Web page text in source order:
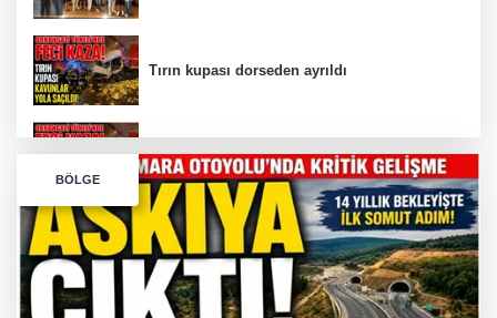
Tırın kupası dorseden ayrıldı
Bursa’da Orhangazi Tüneli’nde feci kaza:
İHRACAT REKORU VAR, PEKİ EMEĞİN
KARŞILIĞI NEREDE?
BÖLGE